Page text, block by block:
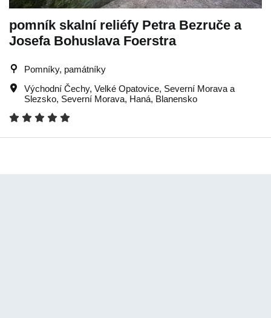
pomník skalní reliéfy Petra Bezruče a
Josefa Bohuslava Foerstra
Pomníky, památníky
Východní Čechy, Velké Opatovice, Severní Morava a
Slezsko, Severní Morava, Haná, Blanensko